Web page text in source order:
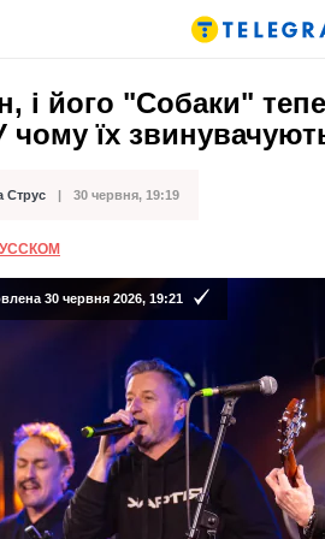
і його "Собаки"
чому їх
Струс 30 червня, 19:19
30 червня 2026, 19:21